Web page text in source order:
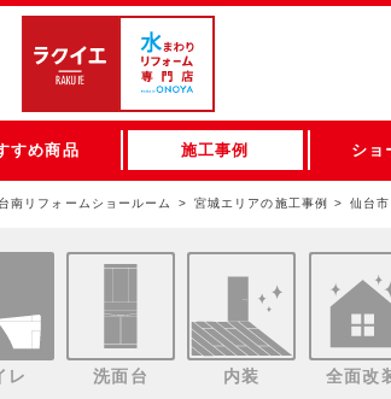
すめ商品 施工事例 ショ
南リフォームショールーム 宮城エリアの施工事例 仙台
レ 洗面台 内装 全面改